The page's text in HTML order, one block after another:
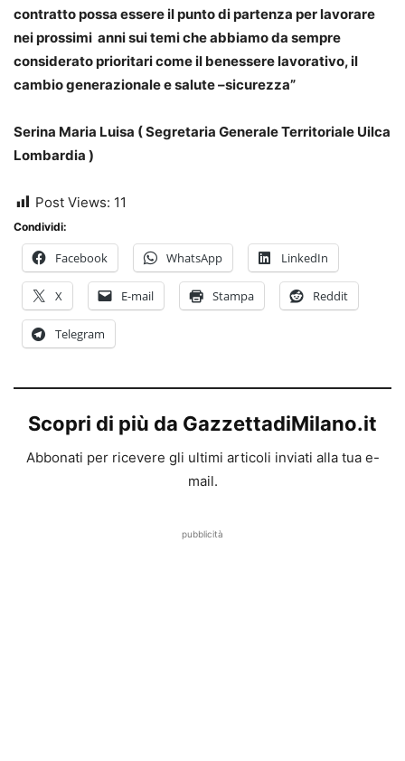
contratto possa essere il punto di partenza per lavorare
nei prossimi anni sui temi che abbiamo da sempre
considerato prioritari come il benessere lavorativo, il
cambio generazionale e salute –sicurezza”
Serina Maria Luisa ( Segretaria Generale Territoriale Uilca
Lombardia )
Post Views: 11
Condividi:
Facebook WhatsApp LinkedIn
X E-mail Stampa Reddit
Telegram
Scopri di più da GazzettadiMilano.it
Abbonati per ricevere gli ultimi articoli inviati alla tua e-
mail.
pubblicità